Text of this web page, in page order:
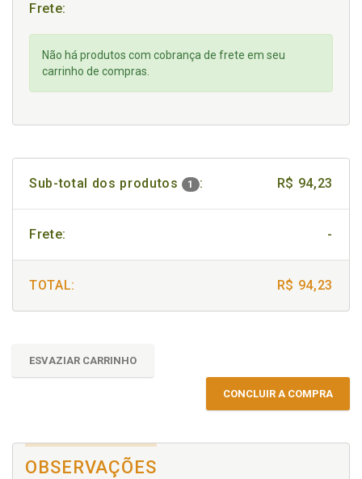
Frete:
Não há produtos com cobrança de frete em seu
carrinho de compras.
Sub-total dos produtos 1 : R$ 94,23
Frete: -
TOTAL: R$ 94,23
ESVAZIAR CARRINHO
CONCLUIR A COMPRA
OBSERVAÇÕES